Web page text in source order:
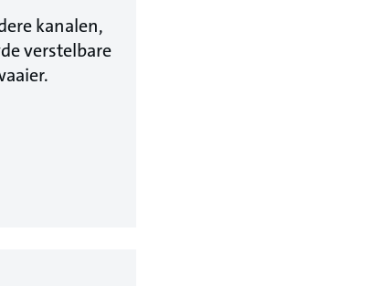
kanalen,
verstelbare